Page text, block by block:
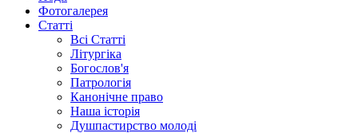
Фотогалерея
Статті
Всі Статті
Літургіка
Богослов'я
Патрологія
Канонічне право
Наша історія
Душпастирство молоді